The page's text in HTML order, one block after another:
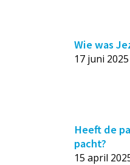
Wie was
17 juni 2025
Heeft de
pacht?
15 april